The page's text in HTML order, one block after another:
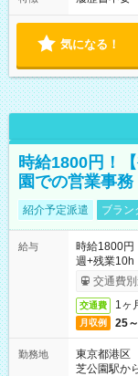
気になる！
時給1800円！
園での営業事務
紹介予定派遣 ブラン
給与
時給1800
週+残業10h
交通費
交通費 1ヶ
月収例 25
勤務地
東京都港区
芝公園駅か